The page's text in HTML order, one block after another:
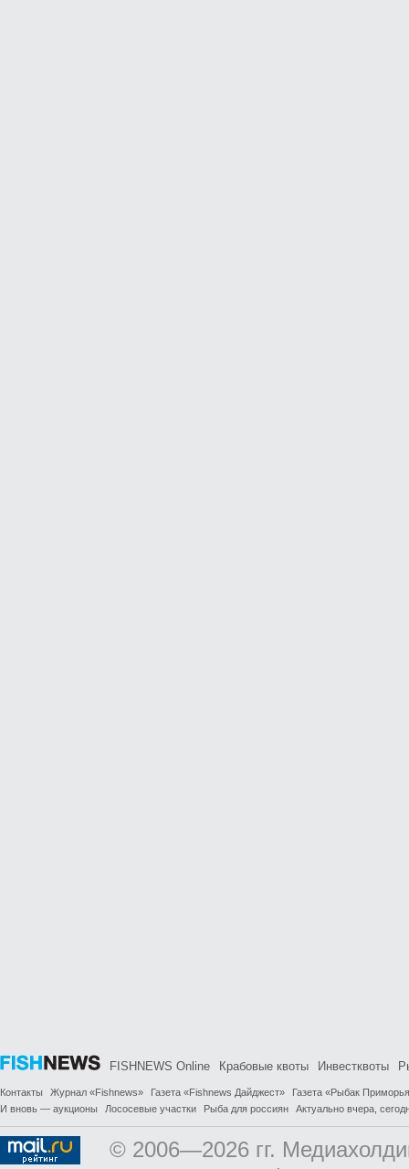
FISHNEWS Online Крабовые квоты Инвестквоты
Контакты Журнал «Fishnews» Газета «Fishnews Дайджест»
Газета «Рыбак
И вновь — аукционы
Лососевые участки Рыба для россиян Актуально вчера,
© 2006—2026 гг.